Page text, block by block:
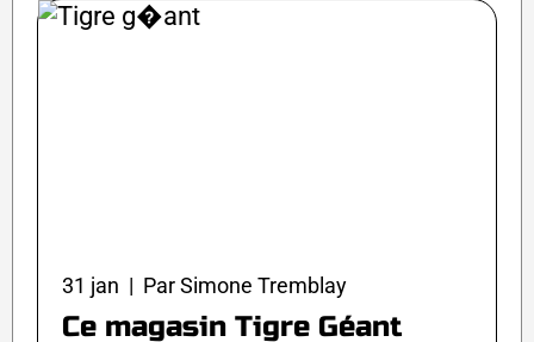
31 jan | Par Simone Tremblay
Ce magasin Tigre Géant